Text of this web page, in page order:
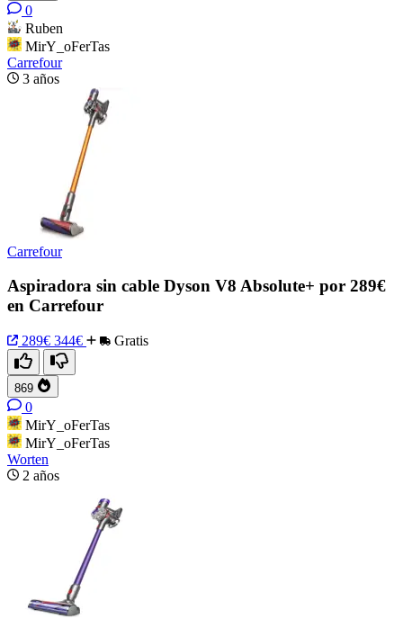
0
Ruben
MirY_oFerTas
Carrefour
3 años
Carrefour
Aspiradora sin cable Dyson V8 Absolute+ por 289€
en Carrefour
289€ 344€ Gratis
869
0
MirY_oFerTas
MirY_oFerTas
Worten
2 años